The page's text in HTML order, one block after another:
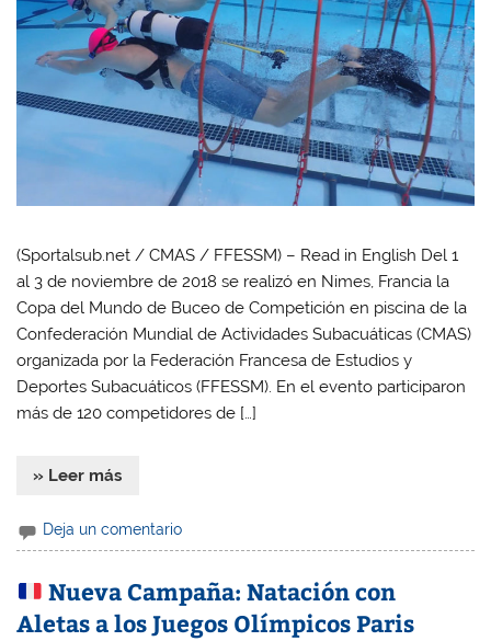
(Sportalsub.net / CMAS / FFESSM) – Read in English Del 1
al 3 de noviembre de 2018 se realizó en Nimes, Francia la
Copa del Mundo de Buceo de Competición en piscina de la
Confederación Mundial de Actividades Subacuáticas (CMAS)
organizada por la Federación Francesa de Estudios y
Deportes Subacuáticos (FFESSM). En el evento participaron
más de 120 competidores de […]
» Leer más
Deja un comentario
Nueva Campaña: Natación con
Aletas a los Juegos Olímpicos Paris